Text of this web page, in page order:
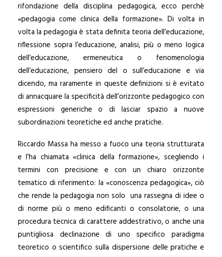
rifondazione della disciplina pedagogica, ecco perchè
«pedagogia come clinica della formazione». Di volta in
volta la pedagogia è stata definita teoria dell’educazione,
riflessione sopra l’educazione, analisi, più o meno logica
dell’educazione, ermeneutica o fenomenologia
dell’educazione, pensiero del o sull’educazione e via
dicendo, ma raramente in queste definizioni si è evitato
di annacquare la specificità dell’orizzonte pedagogico con
espressioni generiche o di lasciar spazio a nuove
subordinazioni teoretiche ed anche pratiche.
Riccardo Massa ha messo a fuoco una teoria strutturata
e l’ha chiamata «clinica della formazione», scegliendo i
termini con precisione e con un chiaro orizzonte
tematico di riferimento: la «conoscenza pedagogica», ciò
che rende la pedagogia non solo una rassegna di idee o
di norme più o meno edificanti o consolatorie, o una
procedura tecnica di carattere addestrativo, o anche una
puntigliosa declinazione di uno specifico paradigma
teoretico o scientifico sulla dispersione delle pratiche e